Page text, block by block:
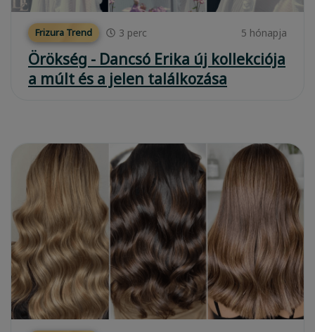
Frizura Trend 3 perc 5 hónapja
Örökség - Dancsó Erika új kollekciója
a múlt és a jelen találkozása